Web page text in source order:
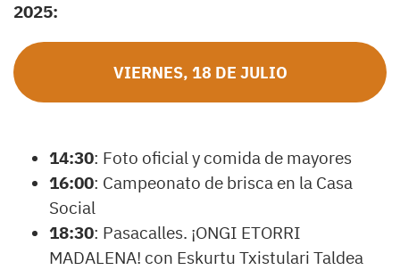
2025:
VIERNES, 18 DE JULIO
14:30: Foto oficial y comida de mayores
16:00: Campeonato de brisca en la Casa
Social
18:30: Pasacalles. ¡ONGI ETORRI
MADALENA! con Eskurtu Txistulari Taldea